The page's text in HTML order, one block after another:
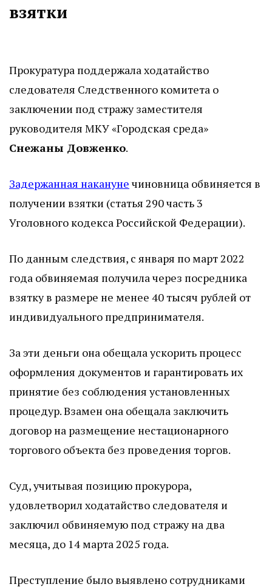
взятки
Прокуратура поддержала ходатайство
следователя Следственного комитета о
заключении под стражу заместителя
руководителя МКУ «Городская среда»
Снежаны Довженко.
Задержанная накануне чиновница обвиняется в
получении взятки (статья 290 часть 3
Уголовного кодекса Российской Федерации).
По данным следствия, с января по март 2022
года обвиняемая получила через посредника
взятку в размере не менее 40 тысяч рублей от
индивидуального предпринимателя.
За эти деньги она обещала ускорить процесс
оформления документов и гарантировать их
принятие без соблюдения установленных
процедур. Взамен она обещала заключить
договор на размещение нестационарного
торгового объекта без проведения торгов.
Суд, учитывая позицию прокурора,
удовлетворил ходатайство следователя и
заключил обвиняемую под стражу на два
месяца, до 14 марта 2025 года.
Преступление было выявлено сотрудниками